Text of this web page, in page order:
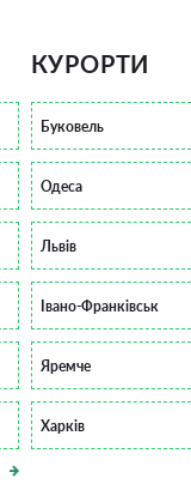
КУРОРТИ
Буковель
Одеса
Львів
Івано-Франківськ
Яремче
Харків